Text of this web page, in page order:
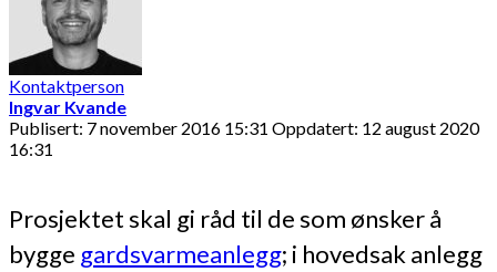
Kontaktperson
Ingvar Kvande
Publisert: 7 november 2016 15:31 Oppdatert: 12 august 2020
16:31
Prosjektet skal gi råd til de som ønsker å
bygge gardsvarmeanlegg; i hovedsak anlegg